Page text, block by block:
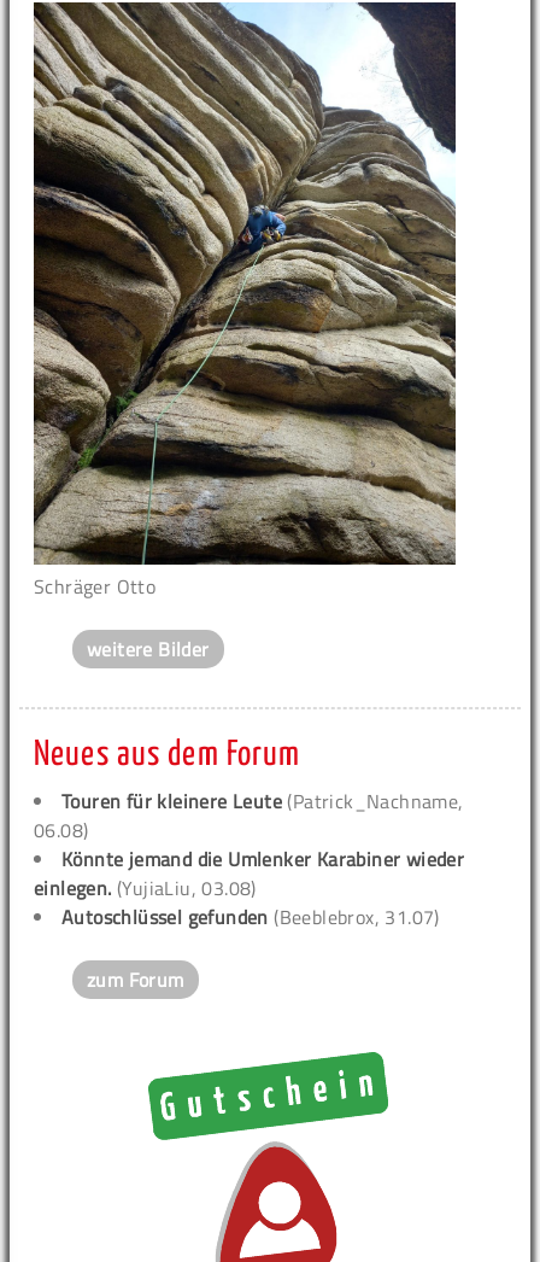
Schräger Otto
weitere Bilder
Neues aus dem Forum
Touren für kleinere Leute (Patrick_Nachname,
06.08)
Könnte jemand die Umlenker Karabiner wieder
einlegen. (YujiaLiu, 03.08)
Autoschlüssel gefunden (Beeblebrox, 31.07)
zum Forum